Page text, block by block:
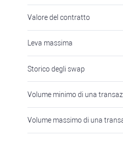
Valore del contratto
Leva massima
Storico degli swap
Volume minimo di una
Volume massimo di una